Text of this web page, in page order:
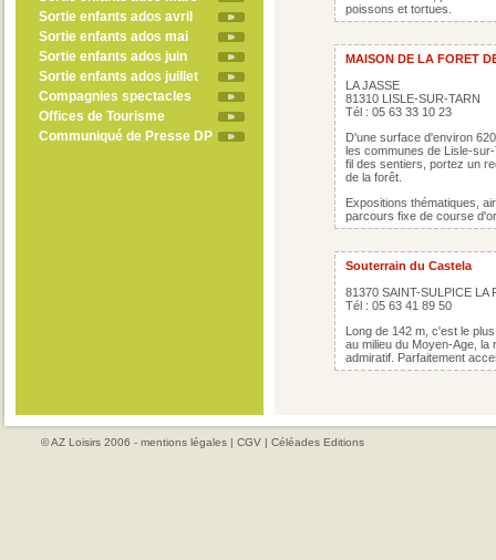
Sortie enfants ados avril
Sortie enfants ados mai
Sortie enfants ados juin
Sortie enfants ados juillet
Compagnies spectacles
Offices de Tourisme
Communiqué de Presse DP
poissons et tortues.
MAISON DE LA FORET
LA JASSE
81310 LISLE-SUR-TARN
Tél : 05 63 33 10 23
D'une surface d'environ
les communes de Lisle-
fil des sentiers, portez un
de la forêt.
Expositions thématiques,
parcours fixe de course
Souterrain du Castela
81370 SAINT-SULPICE LA
Tél : 05 63 41 89 50
Long de 142 m, c'est le
au milieu du Moyen-Age,
admiratif. Parfaitement
© AZ Loisirs 2006 - mentions légales | CGV | Céléades Editions